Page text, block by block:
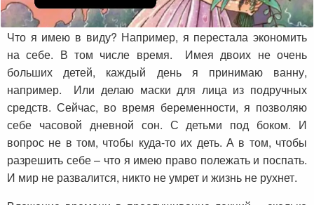
Что я имею в виду? Например, я перестала экономить
на себе. В том числе время. Имея двоих не очень
больших детей, каждый день я принимаю ванну,
например. Или делаю маски для лица из подручных
средств. Сейчас, во время беременности, я позволяю
себе часовой дневной сон. С детьми под боком. И
вопрос не в том, чтобы куда-то их деть. А в том, чтобы
разрешить себе – что я имею право полежать и поспать.
И мир не развалится, никто не умрет и жизнь не рухнет.